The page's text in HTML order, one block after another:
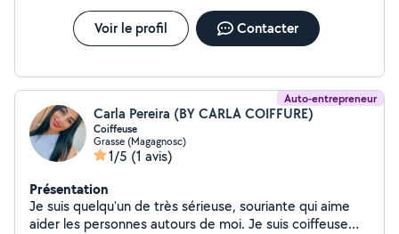
Voir le profil Contacter
Auto-entrepreneur
Carla Pereira (BY CARLA COIFFURE)
Coiffeuse
Grasse (Magagnosc)
1/5 (1 avis)
Présentation
Je suis quelqu'un de très sérieuse, souriante qui aime
aider les personnes autours de moi. Je suis coiffeuse